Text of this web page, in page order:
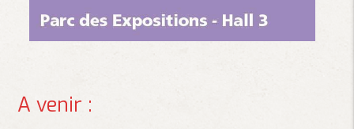
A venir :